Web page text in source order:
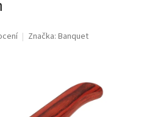
Značka: Banquet